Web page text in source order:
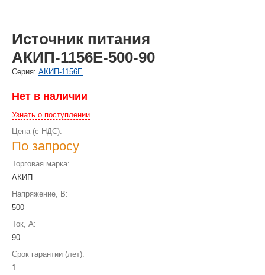
Источник питания
АКИП-1156Е-500-90
Cерия: АКИП-1156Е
Нет в наличии
Узнать о поступлении
Цена (с НДС):
По запросу
Торговая марка:
АКИП
Напряжение, В:
500
Ток, А:
90
Срок гарантии (лет):
1